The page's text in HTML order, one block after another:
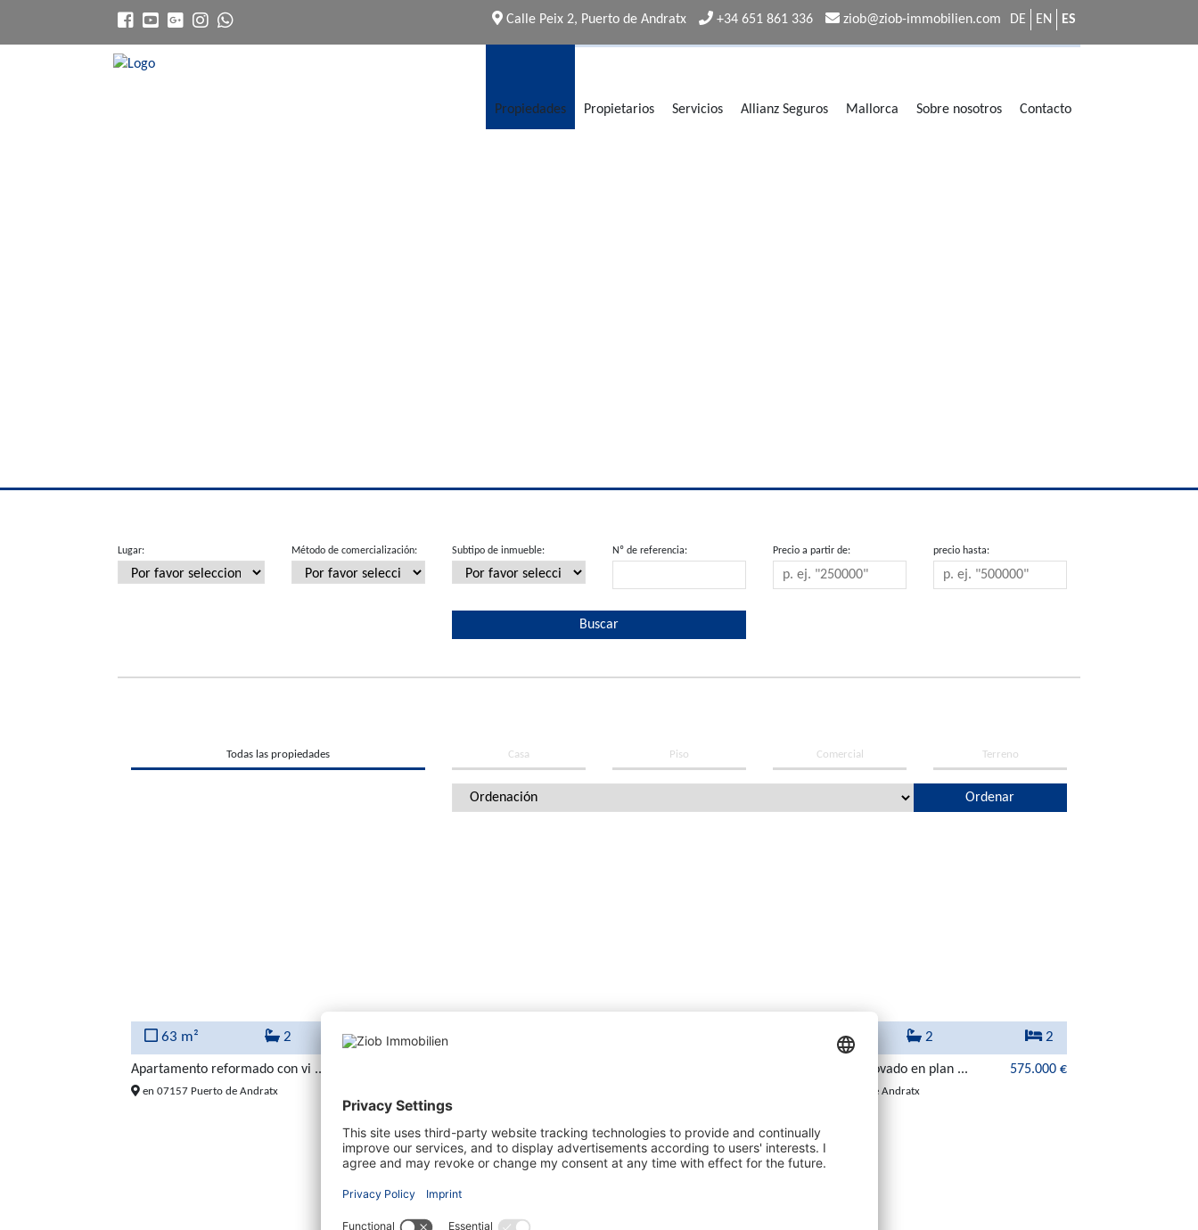
Calle Peix 2, Puerto de Andratx +34 651 861 336 ziob@ziob-immobilien.com DE EN ES
Propiedades Propietarios Servicios Allianz Seguros Mallorca Sobre nosotros Contacto
Lugar: Método de comercialización: Subtipo de inmueble: Nº de referencia: Precio a partir de: precio hasta:
Todas las propiedades Casa Piso Comercial Terreno
63 m² 2 2
Apartamento reformado con vi ...
en 07157 Puerto de Andratx
63 m² 2 2
Apartamento renovado en plan ... 575.000 €
en 07157 Puerto de Andratx